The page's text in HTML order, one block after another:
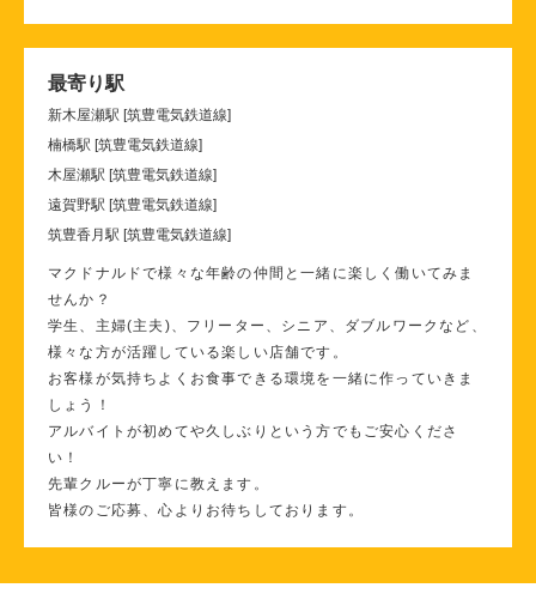
最寄り駅
新木屋瀬駅 [筑豊電気鉄道線]
楠橋駅 [筑豊電気鉄道線]
木屋瀬駅 [筑豊電気鉄道線]
遠賀野駅 [筑豊電気鉄道線]
筑豊香月駅 [筑豊電気鉄道線]
マクドナルドで様々な年齢の仲間と一緒に楽しく働いてみま
せんか？
学生、主婦(主夫)、フリーター、シニア、ダブルワークなど、
様々な方が活躍している楽しい店舗です。
お客様が気持ちよくお食事できる環境を一緒に作っていきま
しょう！
アルバイトが初めてや久しぶりという方でもご安心くださ
い！
先輩クルーが丁寧に教えます。
皆様のご応募、心よりお待ちしております。